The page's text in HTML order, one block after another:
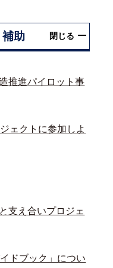
助 閉じる
推進パイロット事
ェクトに参加しよ
支え合いプロジェ
ドブック」につい